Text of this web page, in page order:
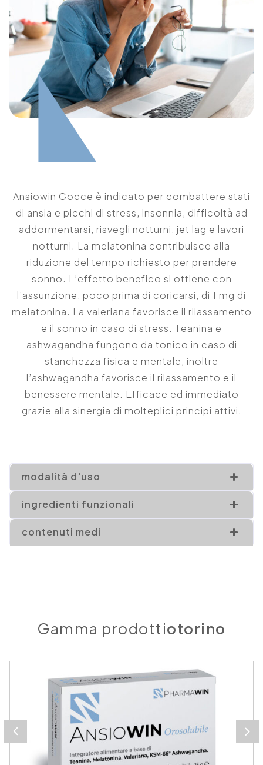
Ansiowin Gocce è indicato per combattere stati
di ansia e picchi di stress, insonnia, difficoltà ad
addormentarsi, risvegli notturni, jet lag e lavori
notturni. La melatonina contribuisce alla
riduzione del tempo richiesto per prendere
sonno. L’effetto benefico si ottiene con
l’assunzione, poco prima di coricarsi, di 1 mg di
melatonina. La valeriana favorisce il rilassamento
e il sonno in caso di stress. Teanina e
ashwagandha fungono da tonico in caso di
stanchezza fisica e mentale, inoltre
l’ashwagandha favorisce il rilassamento e il
benessere mentale. Efficace ed immediato
grazie alla sinergia di molteplici principi attivi.
modalità d'uso
ingredienti funzionali
contenuti medi
Gamma prodottiotorino